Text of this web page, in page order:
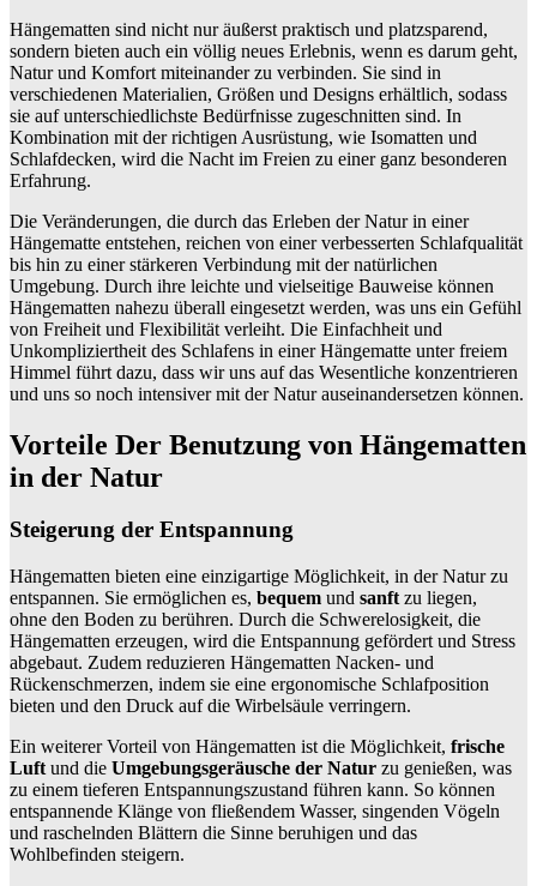
Hängematten sind nicht nur äußerst praktisch und platzsparend,
sondern bieten auch ein völlig neues Erlebnis, wenn es darum geht,
Natur und Komfort miteinander zu verbinden. Sie sind in
verschiedenen Materialien, Größen und Designs erhältlich, sodass
sie auf unterschiedlichste Bedürfnisse zugeschnitten sind. In
Kombination mit der richtigen Ausrüstung, wie Isomatten und
Schlafdecken, wird die Nacht im Freien zu einer ganz besonderen
Erfahrung.
Die Veränderungen, die durch das Erleben der Natur in einer
Hängematte entstehen, reichen von einer verbesserten Schlafqualität
bis hin zu einer stärkeren Verbindung mit der natürlichen
Umgebung. Durch ihre leichte und vielseitige Bauweise können
Hängematten nahezu überall eingesetzt werden, was uns ein Gefühl
von Freiheit und Flexibilität verleiht. Die Einfachheit und
Unkompliziertheit des Schlafens in einer Hängematte unter freiem
Himmel führt dazu, dass wir uns auf das Wesentliche konzentrieren
und uns so noch intensiver mit der Natur auseinandersetzen können.
Vorteile Der Benutzung von Hängematten
in der Natur
Steigerung der Entspannung
Hängematten bieten eine einzigartige Möglichkeit, in der Natur zu
entspannen. Sie ermöglichen es, bequem und sanft zu liegen,
ohne den Boden zu berühren. Durch die Schwerelosigkeit, die
Hängematten erzeugen, wird die Entspannung gefördert und Stress
abgebaut. Zudem reduzieren Hängematten Nacken- und
Rückenschmerzen, indem sie eine ergonomische Schlafposition
bieten und den Druck auf die Wirbelsäule verringern.
Ein weiterer Vorteil von Hängematten ist die Möglichkeit, frische
Luft und die Umgebungsgeräusche der Natur zu genießen, was
zu einem tieferen Entspannungszustand führen kann. So können
entspannende Klänge von fließendem Wasser, singenden Vögeln
und raschelnden Blättern die Sinne beruhigen und das
Wohlbefinden steigern.